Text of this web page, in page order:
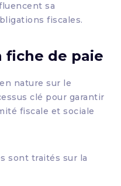
sa
fiscales.
fiche de paie
nature sur le
clé pour garantir
fiscale et sociale
sont traités sur la